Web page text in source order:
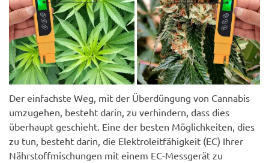
Der einfachste Weg, mit der Überdüngung von Cannabis
umzugehen, besteht darin, zu verhindern, dass dies
überhaupt geschieht. Eine der besten Möglichkeiten, dies
zu tun, besteht darin, die Elektroleitfähigkeit (EC) Ihrer
Nährstoffmischungen mit einem EC-Messgerät zu